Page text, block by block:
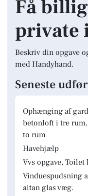
Få
private
Beskriv din opgave
med Handyhand.
Seneste
Ophænging af
betonloft i tre
to rum
Havehjælp
Vvs opgave, Toilet
Vinduespudsning
altan glas væg.